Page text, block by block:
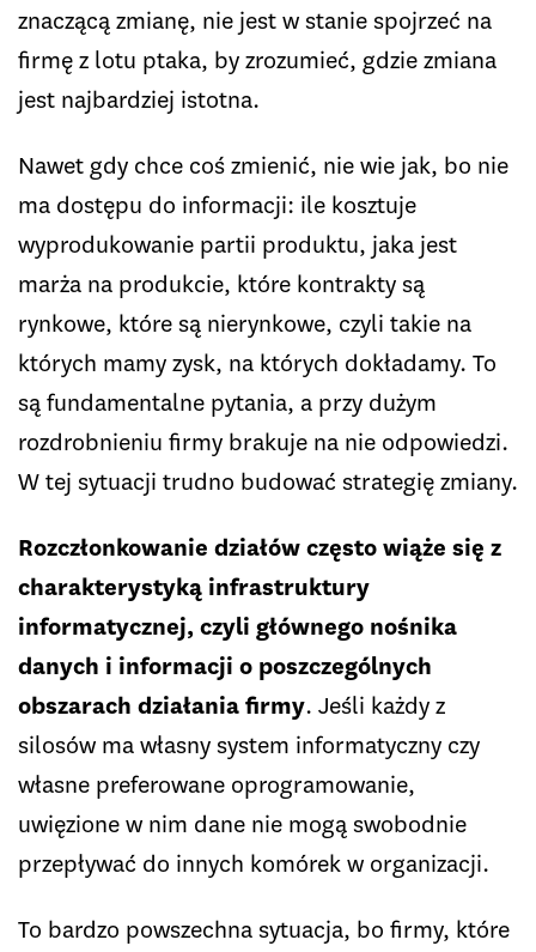
znaczącą zmianę, nie jest w stanie spojrzeć na
firmę z lotu ptaka, by zrozumieć, gdzie zmiana
jest najbardziej istotna.
Nawet gdy chce coś zmienić, nie wie jak, bo nie
ma dostępu do informacji: ile kosztuje
wyprodukowanie partii produktu, jaka jest
marża na produkcie, które kontrakty są
rynkowe, które są nierynkowe, czyli takie na
których mamy zysk, na których dokładamy. To
są fundamentalne pytania, a przy dużym
rozdrobnieniu firmy brakuje na nie odpowiedzi.
W tej sytuacji trudno budować strategię zmiany.
Rozczłonkowanie działów często wiąże się z
charakterystyką infrastruktury
informatycznej, czyli głównego nośnika
danych i informacji o poszczególnych
obszarach działania firmy. Jeśli każdy z
silosów ma własny system informatyczny czy
własne preferowane oprogramowanie,
uwięzione w nim dane nie mogą swobodnie
przepływać do innych komórek w organizacji.
To bardzo powszechna sytuacja, bo firmy, które